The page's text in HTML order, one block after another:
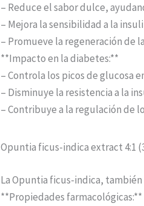
– Reduce el sabor dulce,
– Mejora la sensibilidad a la
– Promueve la regeneración de
**Impacto en la diabetes:**
– Controla los picos de glucosa
– Disminuye la resistencia a la
– Contribuye a la regulación de
Opuntia ficus-indica extract 4:1
La Opuntia ficus-indica,
**Propiedades farmacológicas:**